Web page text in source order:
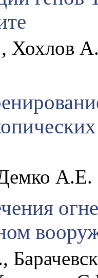
Хохлов
А.Е.